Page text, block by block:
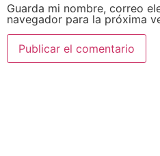
Guarda mi nombre, correo
navegador para la próxima